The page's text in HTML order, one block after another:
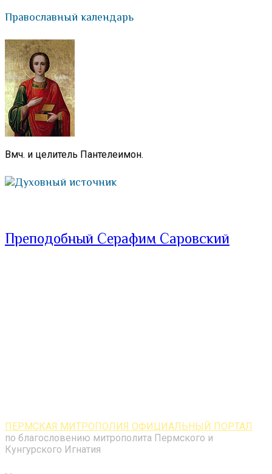
Православный календарь
Вмч. и целитель Пантелеимон.
Духовный источник
Преподобный Серафим Саровский
ПЕРМСКАЯ МИТРОПОЛИЯ ОФИЦИАЛЬНЫЙ ПОРТАЛ
по благословению митрополита Пермского и
Кунгурского Игнатия